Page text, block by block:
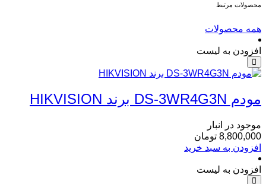
محصولات مرتبط
همه محصولات
افزودن به لیست
مودم DS-3WR4G3N برند HIKVISION
موجود در انبار
8,800,000 تومان
افزودن به سبد خرید
افزودن به لیست